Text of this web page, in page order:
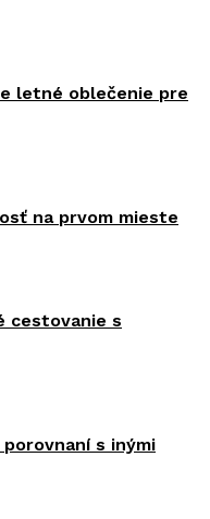
letné oblečenie pre
na prvom mieste
cestovanie s
s inými